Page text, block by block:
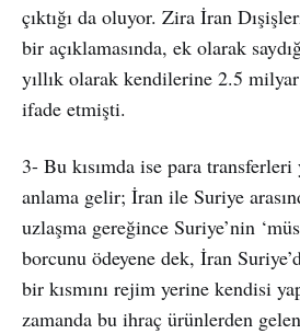
çıktığı da oluyor. Zira İran
bir açıklamasında, ek olarak
yıllık olarak kendilerine 2.5
ifade etmişti.
3- Bu kısımda ise para
anlama gelir; İran ile Suriye
uzlaşma gereğince Suriye’nin
borcunu ödeyene dek, İran
bir kısmını rejim yerine kendisi
zamanda bu ihraç ürünlerden